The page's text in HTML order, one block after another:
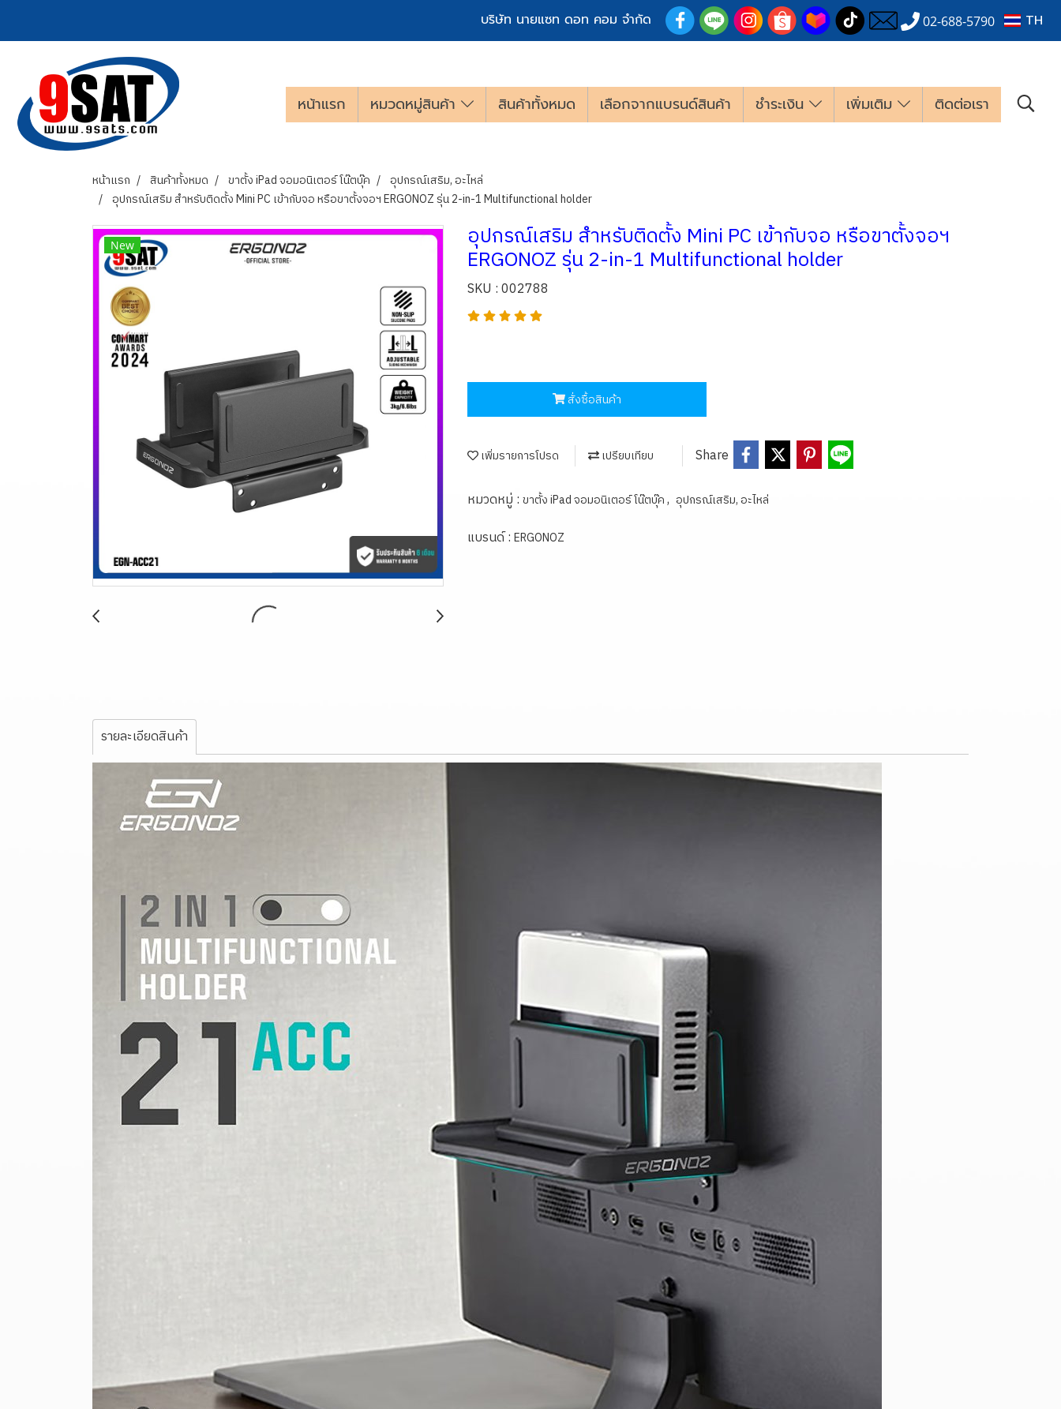
บริษัท นายแซท ดอท คอม จำกัด 02-688-5790 TH
หน้าแรก หมวดหมู่สินค้า สินค้าทั้งหมด เลือกจากแบรนด์สินค้า ชำระเงิน เพิ่มเติม ติดต่อเรา
หน้าแรก สินค้าทั้งหมด ขาตั้ง iPad จอมอนิเตอร์ โน๊ตบุ๊ค
อุปกรณ์เสริม, อะไหล่
อุปกรณ์เสริม สำหรับติดตั้ง Mini PC เข้ากับจอ หรือขาตั้งจอฯ ERGONOZ รุ่น 2-in-1 Multifunctional holder
New อุปกรณ์เสริม สำหรับติดตั้ง Mini PC เข้ากับจอ หรือขาตั้งจอฯ
ERGONOZ รุ่น 2-in-1 Multifunctional holder
SKU : 002788
สั่งซื้อสินค้า
เพิ่มรายการโปรด เปรียบเทียบ Share
หมวดหมู่ : ขาตั้ง iPad จอมอนิเตอร์ โน๊ตบุ๊ค, อุปกรณ์เสริม, อะไหล่
แบรนด์ : ERGONOZ
รายละเอียดสินค้า